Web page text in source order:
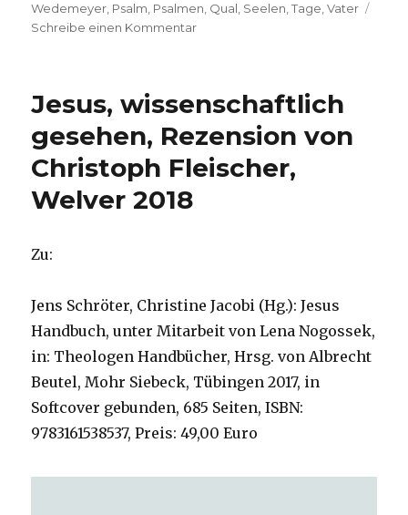
Wedemeyer Psalm Psalmen Qual Seelen ,Tage ,Vater
Schreibe einen Kommentarzu
und
–
Von
guten
2007
Jesus, wissenschaftlich
gesehen, Rezension von
Christoph Fleischer,
Welver 2018
Zu:
Jens Schröter, Christine Jacobi (Hg.): Jesus
Handbuch, unter Mitarbeit von Lena Nogossek,
in: Theologen Handbücher, Hrsg. von Albrecht
Beutel, Mohr Siebeck, Tübingen 2017, in
Softcover gebunden, 685 Seiten, ISBN:
9783161538537, Preis: 49,00 Euro